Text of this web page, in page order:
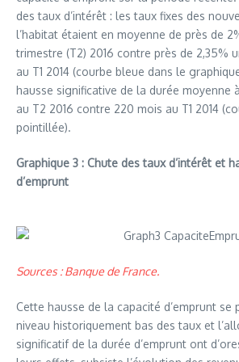
des taux d’intérêt : les taux fixes des
l’habitat étaient en moyenne de près de
trimestre (T2) 2016 contre près de 2,35%
au T1 2014 (courbe bleue dans le
hausse significative de la durée moyenne
au T2 2016 contre 220 mois au T1 2014
pointillée).
Graphique 3 : Chute des taux d’intérêt et
d’emprunt
Sources : Banque de France.
Cette hausse de la capacité d’emprunt se
niveau historiquement bas des taux et
significatif de la durée d’emprunt ont